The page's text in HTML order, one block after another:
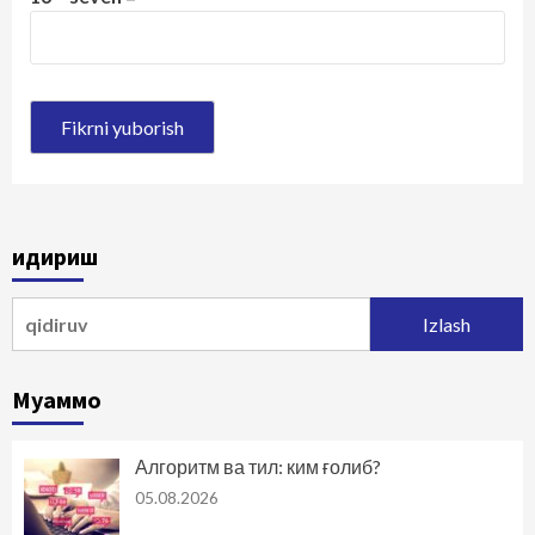
Қидириш
Муаммо
Алгоритм ва тил: ким ғолиб?
05.08.2026